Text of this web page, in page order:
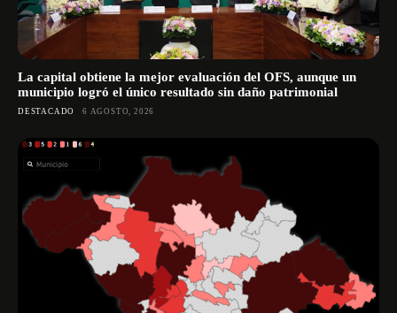
La capital obtiene la mejor evaluación del OFS, aunque un
municipio logró el único resultado sin daño patrimonial
DESTACADO 6 AGOSTO, 2026